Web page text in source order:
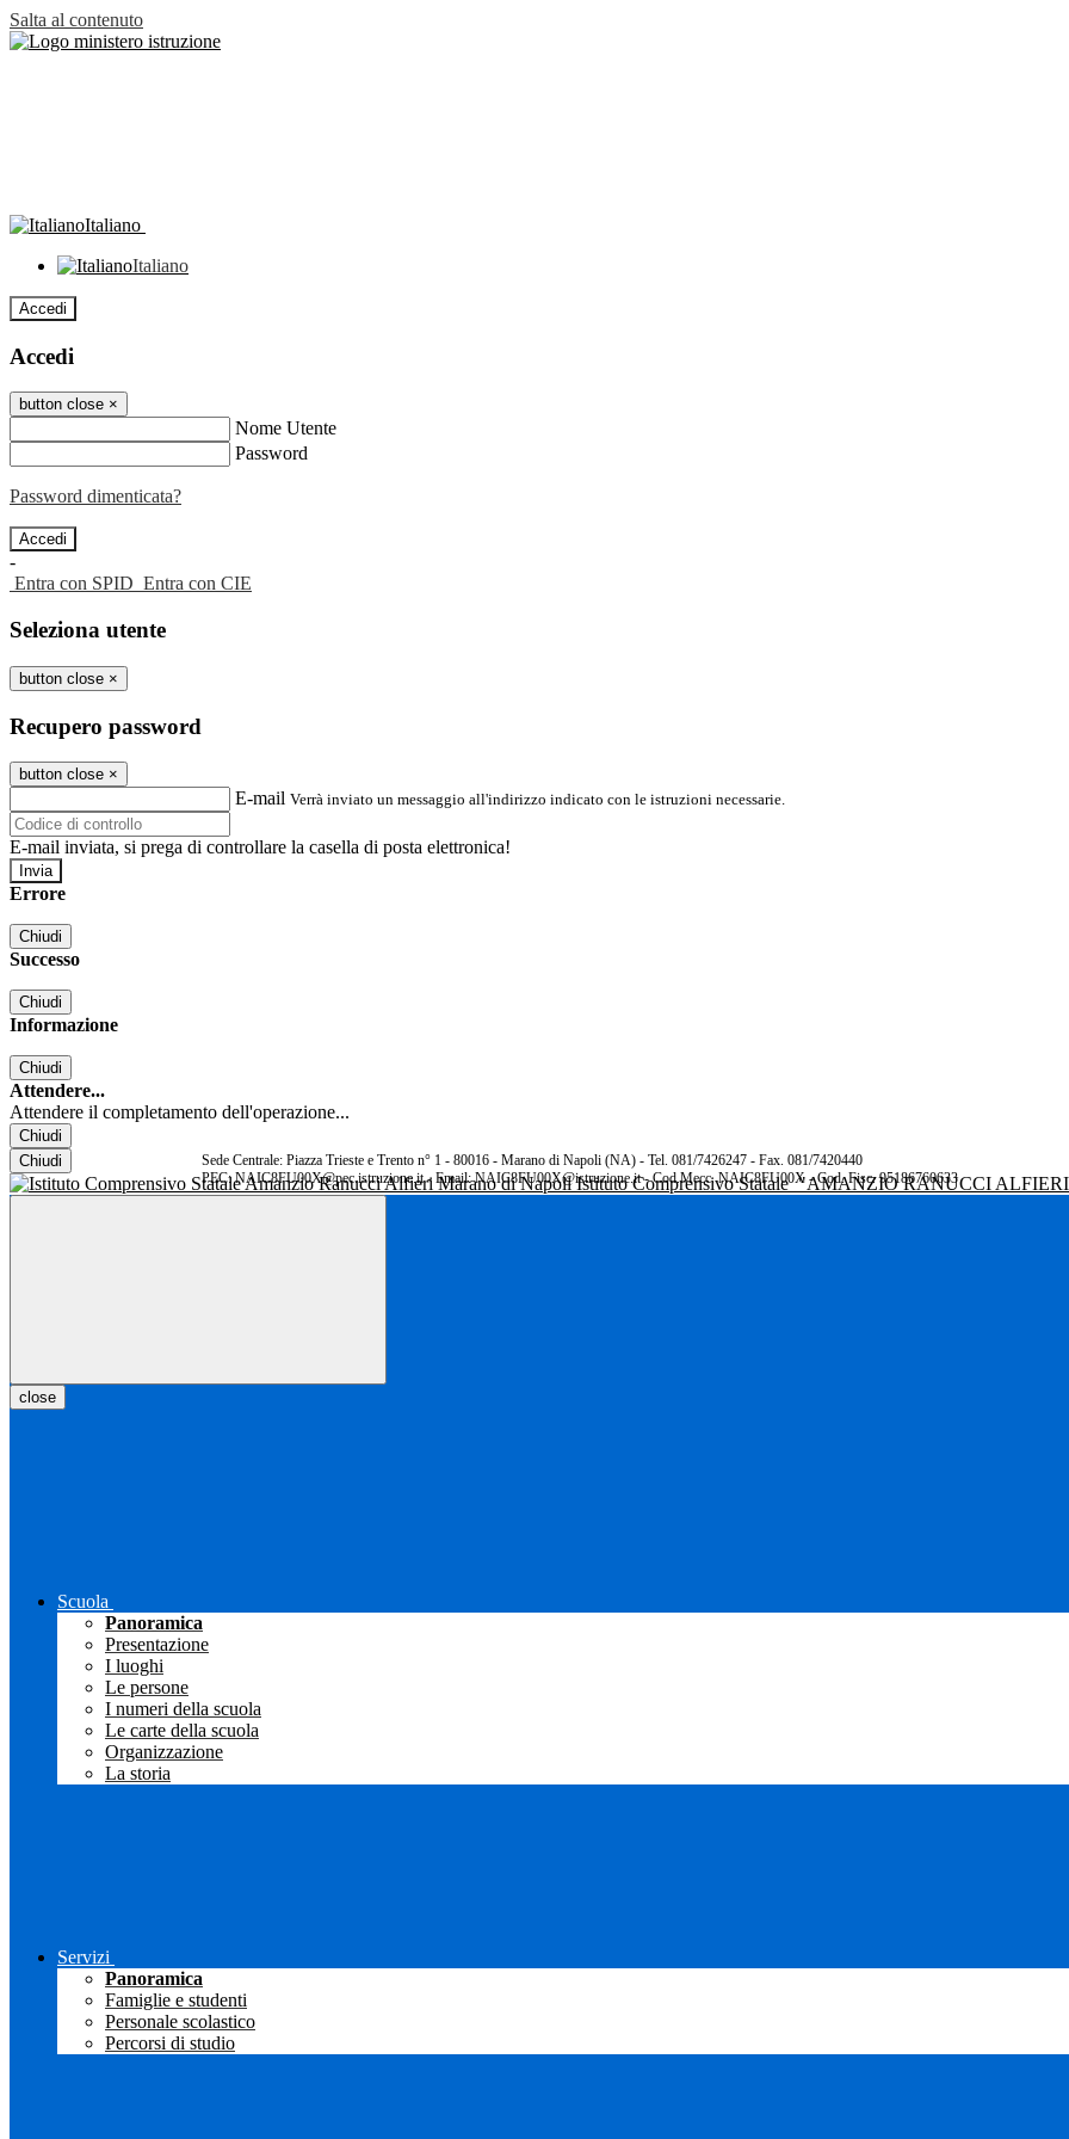
Salta al contenuto
Italiano
Italiano
Accedi
Accedi
button close ×
Nome Utente
Password
Password dimenticata?
-
Entra con SPID Entra con CIE
Seleziona utente
button close ×
Recupero password
button close ×
E-mail Verrà inviato un messaggio all'indirizzo indicato con le istruzioni necessarie.
E-mail inviata, si prega di controllare la casella di posta elettronica!
Errore
Chiudi
Successo
Chiudi
Informazione
Chiudi
Attendere...
Attendere il completamento dell'operazione...
Chiudi
Chiudi
Istituto Comprensivo Statale "AMANZIO RANUCCI
Sede Centrale: Piazza Trieste e Trento n° 1 - 80016 - Marano di Napoli (NA) - Tel. 081/7426247 - Fax. 081/7420440
PEC: NAIC8FU00X@pec.istruzione.it - Email: NAIC8FU00X@istruzione.it - Cod.Mecc. NAIC8FU00X - Cod. Fisc. 95186760633
close
Scuola
Panoramica
Presentazione
I luoghi
Le persone
I numeri della scuola
Le carte della scuola
Organizzazione
La storia
Servizi
Panoramica
Famiglie e studenti
Personale scolastico
Percorsi di studio